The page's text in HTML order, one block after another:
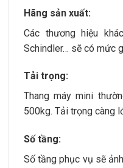
Hãng sản xuất:
Các thương hiệu
Schindler… sẽ có mức
Tải trọng:
Thang máy mini
500kg. Tải trọng càng
Số tầng:
Số tầng phục vụ sẽ